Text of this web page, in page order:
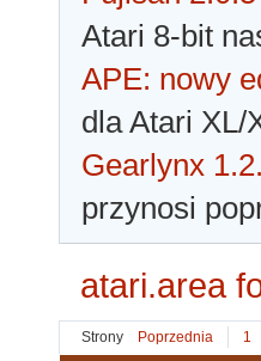
Atari 8-bit
APE: nowy
dla Atari XL/
Gearlynx
przynosi
atari.area
Strony Poprzednia 1